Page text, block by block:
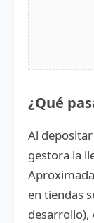
¿Qué
Al
gestora la
en tiendas
desarrollo),